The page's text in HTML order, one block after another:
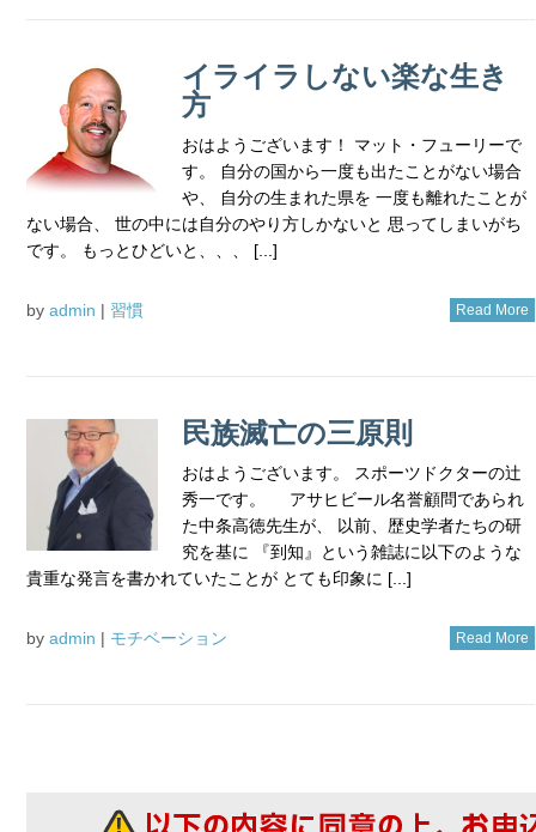
イライラしない楽な生き
方
おはようございます！ マット・フューリーで
す。 自分の国から一度も出たことがない場合
や、 自分の生まれた県を 一度も離れたことが
ない場合、 世の中には自分のやり方しかないと 思ってしまいがち
です。 もっとひどいと、、、 [...]
by admin | 習慣 Read More
民族滅亡の三原則
おはようございます。 スポーツドクターの辻
秀一です。 アサヒビール名誉顧問であられ
た中条高徳先生が、 以前、歴史学者たちの研
究を基に 『到知』という雑誌に以下のような
貴重な発言を書かれていたことが とても印象に [...]
by admin | モチベーション Read More